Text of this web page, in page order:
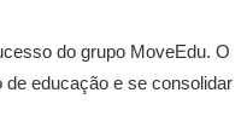
do grupo MoveEdu. O
educação e se consolidar